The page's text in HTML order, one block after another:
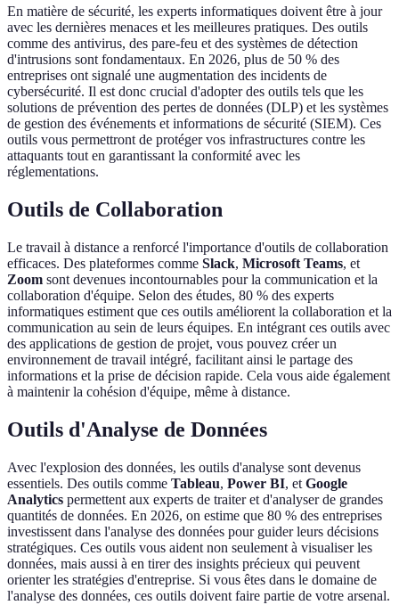
En matière de sécurité, les experts informatiques doivent être à jour
avec les dernières menaces et les meilleures pratiques. Des outils
comme des antivirus, des pare-feu et des systèmes de détection
d'intrusions sont fondamentaux. En 2026, plus de 50 % des
entreprises ont signalé une augmentation des incidents de
cybersécurité. Il est donc crucial d'adopter des outils tels que les
solutions de prévention des pertes de données (DLP) et les systèmes
de gestion des événements et informations de sécurité (SIEM). Ces
outils vous permettront de protéger vos infrastructures contre les
attaquants tout en garantissant la conformité avec les
réglementations.
Outils de Collaboration
Le travail à distance a renforcé l'importance d'outils de collaboration
efficaces. Des plateformes comme Slack, Microsoft Teams, et
Zoom sont devenues incontournables pour la communication et la
collaboration d'équipe. Selon des études, 80 % des experts
informatiques estiment que ces outils améliorent la collaboration et la
communication au sein de leurs équipes. En intégrant ces outils avec
des applications de gestion de projet, vous pouvez créer un
environnement de travail intégré, facilitant ainsi le partage des
informations et la prise de décision rapide. Cela vous aide également
à maintenir la cohésion d'équipe, même à distance.
Outils d'Analyse de Données
Avec l'explosion des données, les outils d'analyse sont devenus
essentiels. Des outils comme Tableau, Power BI, et Google
Analytics permettent aux experts de traiter et d'analyser de grandes
quantités de données. En 2026, on estime que 80 % des entreprises
investissent dans l'analyse des données pour guider leurs décisions
stratégiques. Ces outils vous aident non seulement à visualiser les
données, mais aussi à en tirer des insights précieux qui peuvent
orienter les stratégies d'entreprise. Si vous êtes dans le domaine de
l'analyse des données, ces outils doivent faire partie de votre arsenal.